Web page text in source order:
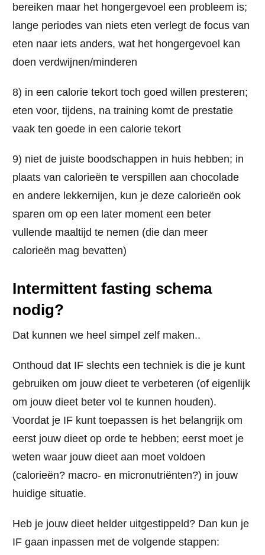
bereiken maar het hongergevoel een probleem is;
lange periodes van niets eten verlegt de focus van
eten naar iets anders, wat het hongergevoel kan
doen verdwijnen/minderen
8) in een calorie tekort toch goed willen presteren;
eten voor, tijdens, na training komt de prestatie
vaak ten goede in een calorie tekort
9) niet de juiste boodschappen in huis hebben; in
plaats van calorieën te verspillen aan chocolade
en andere lekkernijen, kun je deze calorieën ook
sparen om op een later moment een beter
vullende maaltijd te nemen (die dan meer
calorieën mag bevatten)
Intermittent fasting schema
nodig?
Dat kunnen we heel simpel zelf maken..
Onthoud dat IF slechts een techniek is die je kunt
gebruiken om jouw dieet te verbeteren (of eigenlijk
om jouw dieet beter vol te kunnen houden).
Voordat je IF kunt toepassen is het belangrijk om
eerst jouw dieet op orde te hebben; eerst moet je
weten waar jouw dieet aan moet voldoen
(calorieën? macro- en micronutriënten?) in jouw
huidige situatie.
Heb je jouw dieet helder uitgestippeld? Dan kun je
IF gaan inpassen met de volgende stappen: